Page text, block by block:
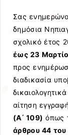
Σας
δημόσια
σχολικό έτος
έως 23
προς
διαδικασία
αίτηση
(Α΄ 109) όπως
άρθρου 44